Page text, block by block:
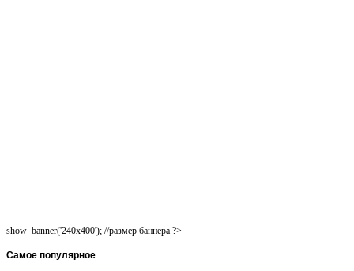
show_banner('240x400'); //размер баннера ?>
Самое популярное